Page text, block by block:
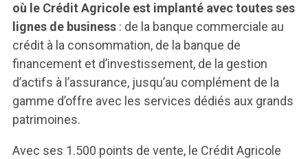
où le Crédit Agricole est implanté avec toutes ses
lignes de business : de la banque commerciale au
crédit à la consommation, de la banque de
financement et d’investissement, de la gestion
d’actifs à l’assurance, jusqu’au complément de la
gamme d’offre avec les services dédiés aux grands
patrimoines.
Avec ses 1.500 points de vente, le Crédit Agricole